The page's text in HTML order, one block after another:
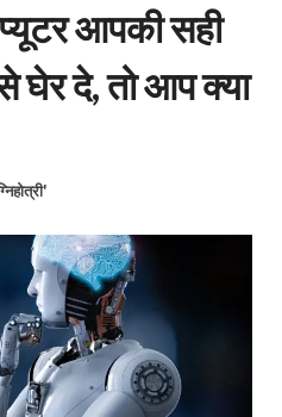
आपकी सही
घेर दे, तो आप क्या